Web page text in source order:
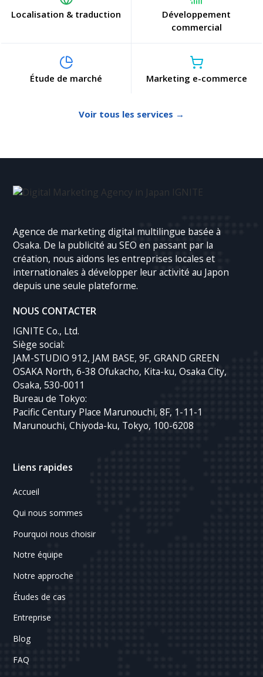
Localisation & traduction
Développement
commercial
Étude de marché Marketing e-commerce
Voir tous les services →
Agence de marketing digital multilingue basée à
Osaka. De la publicité au SEO en passant par la
création, nous aidons les entreprises locales et
internationales à développer leur activité au Japon
depuis une seule plateforme.
NOUS CONTACTER
IGNITE Co., Ltd.
Siège social:
JAM-STUDIO 912, JAM BASE, 9F, GRAND GREEN
OSAKA North, 6-38 Ofukacho, Kita-ku, Osaka City,
Osaka, 530-0011
Bureau de Tokyo:
Pacific Century Place Marunouchi, 8F, 1-11-1
Marunouchi, Chiyoda-ku, Tokyo, 100-6208
Liens rapides
Accueil
Qui nous sommes
Pourquoi nous choisir
Notre équipe
Notre approche
Études de cas
Entreprise
Blog
FAQ